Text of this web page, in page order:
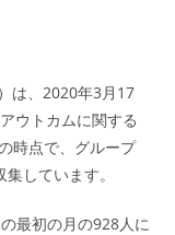
は、2020年3月17
ウトカムに関する
時点で、グループ
しています。
最初の月の928人に